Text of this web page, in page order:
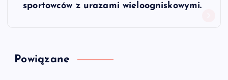
a
sportowców z urazami wieloogniskowymi.
Powiązane